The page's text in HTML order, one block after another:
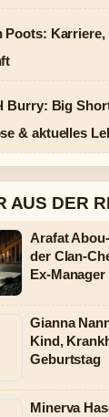
Poots:
Burry: Big
& aktuelles
AUS DER
Arafat
der Clan-
Ex-Manager
Gianna
Kind,
Geburtstag
Minerva